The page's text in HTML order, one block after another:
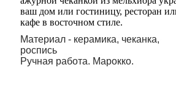
ваш дом или гостиницу, ресторан
кафе в восточном стиле.
Материал - керамика, чеканка,
роспись
Ручная работа. Марокко.